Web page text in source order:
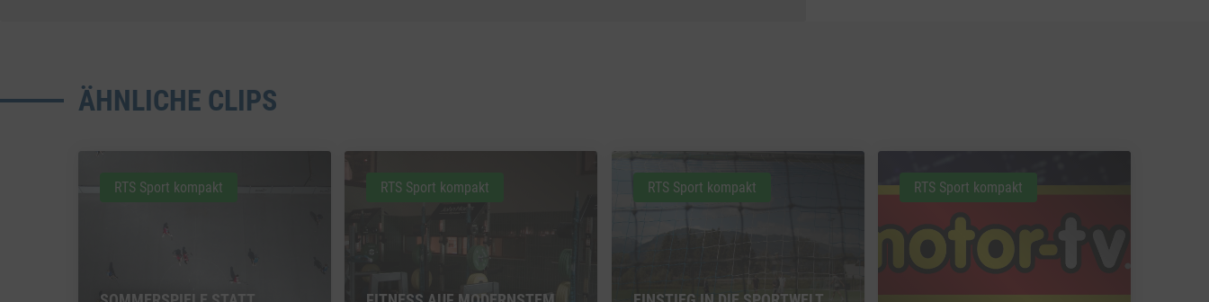
ÄHNLICHE CLIPS
RTS Sport kompakt RTS Sport kompakt RTS Sport kompakt RTS Sport kompakt